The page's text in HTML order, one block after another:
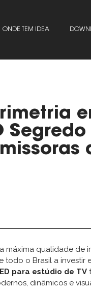
ONDE TEM IDEA
máxima qualidade de
todo o Brasil a investir
para estúdio de TV
dinâmicos e